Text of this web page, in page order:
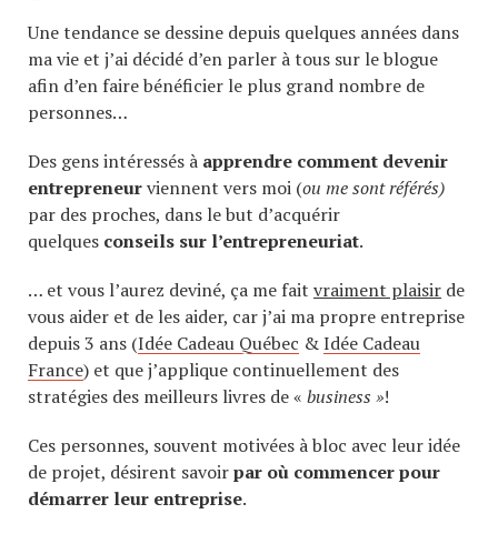
Une tendance se dessine depuis quelques années dans
ma vie et j’ai décidé d’en parler à tous sur le blogue
afin d’en faire bénéficier le plus grand nombre de
personnes…
Des gens intéressés à apprendre comment devenir
entrepreneurviennent vers moi (ou me sont référés)
par des proches, dans le but d’acquérir
quelques conseils sur l’entrepreneuriat.
… et vous l’aurez deviné, ça me fait vraiment plaisir de
vous aider et de les aider, car j’ai ma propre entreprise
depuis 3 ans (Idée Cadeau Québec &Idée Cadeau
France) et que j’applique continuellement des
stratégies des meilleurs livres de « business »!
Ces personnes, souvent motivées à bloc avec leur idée
de projet, désirent savoirpar où commencer pour
démarrer leur entreprise.